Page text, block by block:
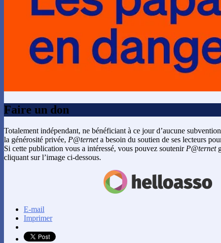
Faire un don
Totalement indépendant, ne bénéficiant à ce jour d’aucune
la générosité privée, P@terneta besoin du soutien de ses lecteurs
Si cette publication vous a intéressé, vous pouvez soutenir P@ternet
cliquant sur l’image ci-dessous.
E-mail
Imprimer